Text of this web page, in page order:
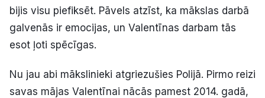
bijis visu piefiksēt. Pāvels atzīst, ka mākslas darbā
galvenās ir emocijas, un Valentīnas darbam tās
esot ļoti spēcīgas.
Nu jau abi mākslinieki atgriezušies Polijā. Pirmo reizi
savas mājas Valentīnai nācās pamest 2014. gadā,